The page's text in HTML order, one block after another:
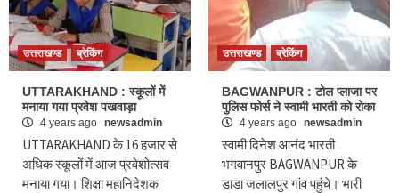
उत्तराखण्ड ब्रेकिंग
UTTARAKHAND : स्कूलों में
मनाया गया प्रवेश पखवाड़ा
4 years ago newsadmin
UTTARAKHAND के 16 हजार से
अधिक स्कूलों में आज प्रवेशोत्सव
मनाया गया। शिक्षा महानिदेशक
उत्तराखण्ड ब्रेकिंग
BAGWANPUR : टोल प्लाजा पर
पुलिस फोर्स ने स्वामी भारती को रोका
4 years ago newsadmin
स्वामी दिनेश आनंद भारती
भगवानपुर BAGWANPUR के
डाडा जलालपुर गांव पहुंचे। भारी